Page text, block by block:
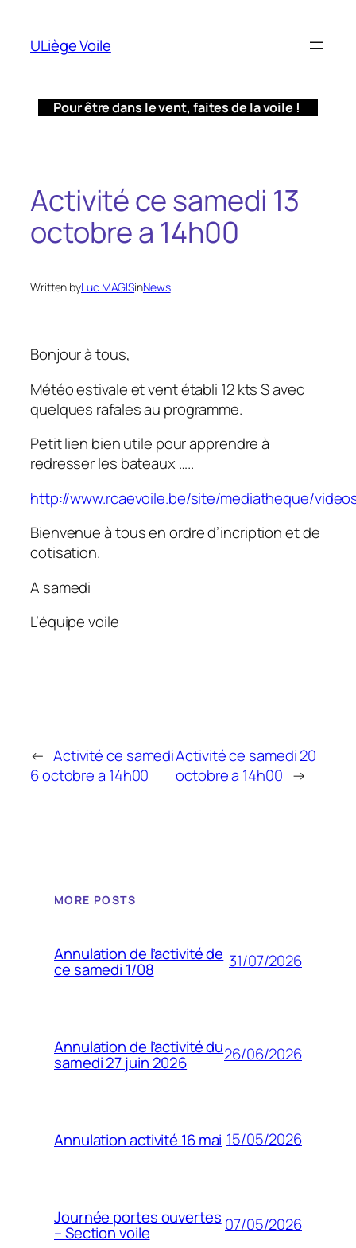
contenu
ULiège Voile
Pour être dans le vent, faites de la voile !
Activité ce samedi 13
octobre a 14h00
Written byLuc MAGISinNews
Bonjour à tous,
Météo estivale et vent établi 12 kts S avec
quelques rafales au programme.
Petit lien bien utile pour apprendre à
redresser les bateaux …..
http://www.rcaevoile.be/site/mediatheque/
Bienvenue à tous en ordre d’incription et de
cotisation.
A samedi
L’équipe voile
← Activité ce samedi
6 octobre a 14h00
Activité ce samedi 20
octobre a 14h00 →
MORE POSTS
Annulation de l’activité de
ce samedi 1/08 31/07/2026
Annulation de l’activité du
samedi 27 juin 2026 26/06/2026
Annulation activité 16 mai 15/05/2026
Journée portes ouvertes
– Section voile 07/05/2026